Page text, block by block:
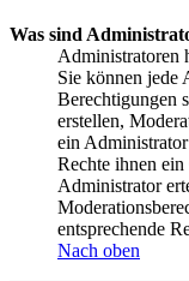
Was sind
Administratoren
Sie können jede
Berechtigungen
erstellen,
ein
Rechte ihnen
Administrator
entsprechende
Nach oben